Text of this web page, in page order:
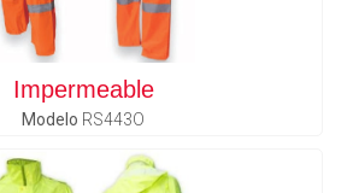
Impermeable
Modelo RS443O